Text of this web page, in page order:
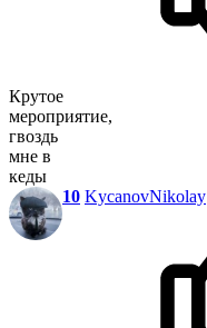
Крутое
мероприятие,
гвоздь
мне в
кеды
10 KycanovNikolay